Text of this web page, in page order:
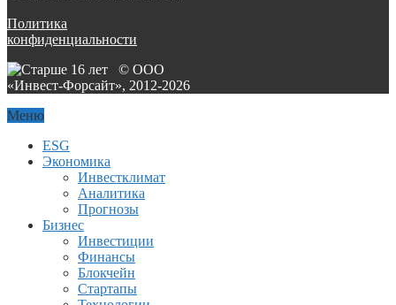
Политика
конфиденциальности
© ООО
«Инвест-Форсайт», 2012-2026
Меню
ESG
Экономика
Инвестклимат
Аналитика
Прогнозы
Бизнес
Инвестиции
Финансы
Блокчейн
Стартапы